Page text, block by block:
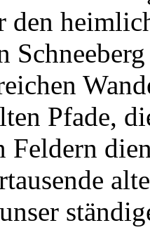
Pfade,
Feldern